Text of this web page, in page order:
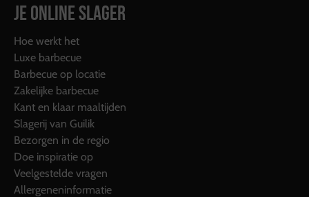
JE ONLINE SLAGER
Hoe werkt het
Luxe barbecue
Barbecue op locatie
Zakelijke barbecue
Kant en klaar maaltijden
Slagerij van Guilik
Bezorgen in de regio
Doe inspiratie op
Veelgestelde vragen
Allergeneninformatie